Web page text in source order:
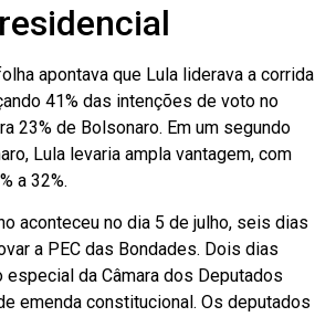
apontava que Lula liderava a corrida
41% das intenções de voto no
23% de Bolsonaro. Em um segundo
Lula levaria ampla vantagem, com
a 32%.
aconteceu no dia 5 de julho, seis dias
a PEC das Bondades. Dois dias
da Câmara dos Deputados
emenda constitucional. Os deputados